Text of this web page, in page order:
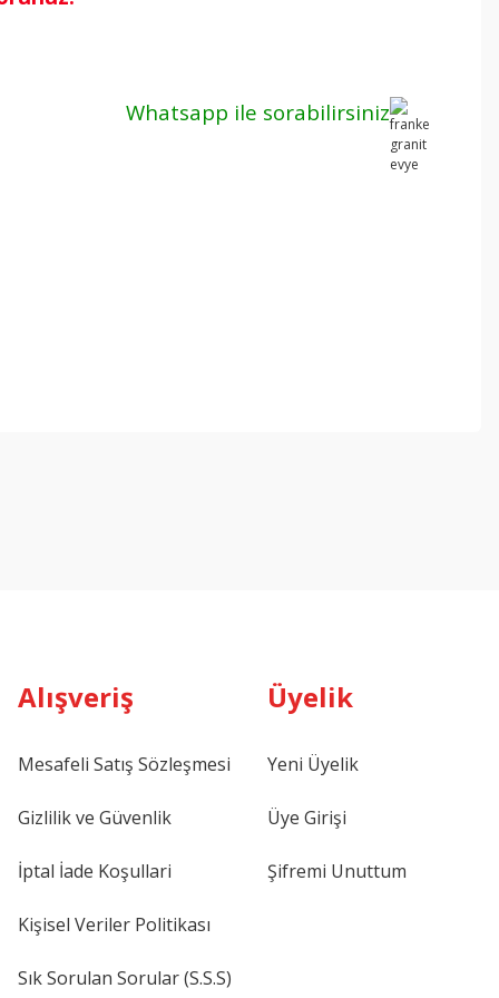
Whatsapp ile sorabilirsiniz
Alışveriş
Mesafeli Satış Sözleşmesi
Gizlilik ve Güvenlik
İptal İade Koşullari
Kişisel Veriler Politikası
Sık Sorulan Sorular (S.S.S)
Üyelik
Yeni Üyelik
Üye Girişi
Şifremi Unuttum